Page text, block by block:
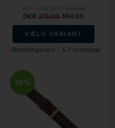
DKR 275,00304,00
VÆLG VARIANT
Bestillingsvare - 3-7 hverdage
18%